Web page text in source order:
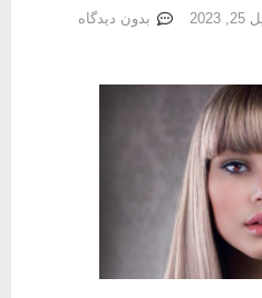
بدون دیدگاه